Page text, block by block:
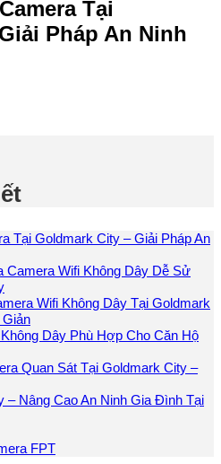
Tại
Pháp An Ninh
Tại Goldmark City – Giải Pháp An
Wifi Không Dây Dễ Sử
Wifi Không Dây Tại Goldmark
Dây Phù Hợp Cho Căn Hộ
Quan Sát Tại Goldmark City –
– Nâng Cao An Ninh Gia Đình Tại
FPT